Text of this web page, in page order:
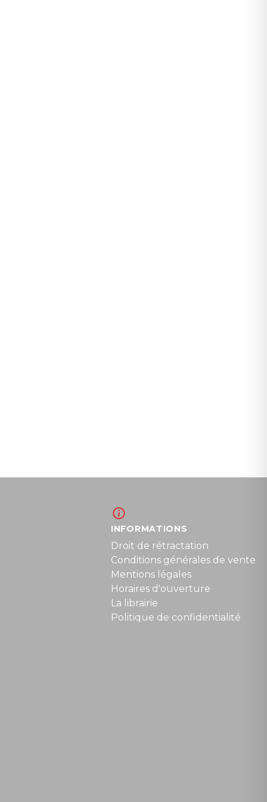
INFORMATIONS
Droit de rétractation
Conditions générales de vente
Mentions légales
Horaires d'ouverture
La librairie
Politique de confidentialité